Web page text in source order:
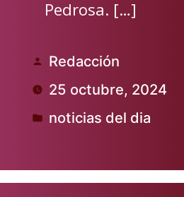
Pedrosa. […]
Publicado
por
Redacción
25 octubre, 2024
Publicado
noticias del dia